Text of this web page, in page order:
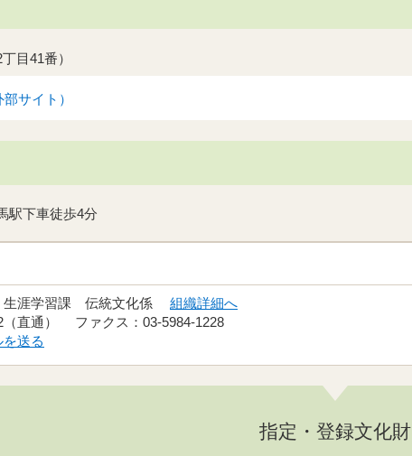
目41番）
サイト）
下車徒歩4分
組織詳細へ
電話：03-5984-2442（直通） ファクス：03-5984-1228
送る
指定・登録文化財